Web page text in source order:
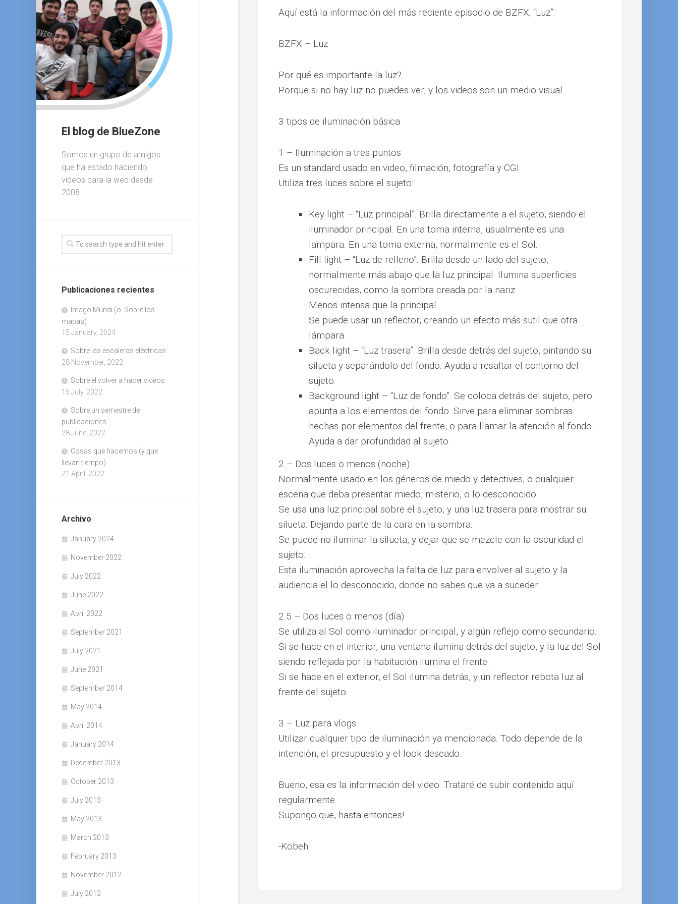
El blog de BlueZone
Somos un grupo de amigos
que ha estado haciendo
videos para la web desde
2008.
Publicaciones recientes
Imago Mundi (o: Sobre los
mapas)
15 January, 2024
Sobre las escaleras eléctricas
28 November, 2022
Sobre el volver a hacer videos
15 July, 2022
Sobre un semestre de
publicaciones
28 June, 2022
Cosas que hacemos (y que
llevan tiempo)
21 April, 2022
Archivo
January 2024
November 2022
July 2022
June 2022
April 2022
September 2021
July 2021
June 2021
September 2014
May 2014
April 2014
January 2014
December 2013
October 2013
July 2013
May 2013
March 2013
February 2013
November 2012
July 2012
Aquí está la información del más reciente episodio de BZFX; “Luz”:
BZFX – Luz
Por qué es importante la luz?
Porque si no hay luz no puedes ver, y los videos son un medio visual.
3 tipos de iluminación básica
1 – Iluminación a tres puntos
Es un standard usado en video, filmación, fotografía y CGI.
Utiliza tres luces sobre el sujeto:
Key light – “Luz principal”. Brilla directamente a el sujeto, siendo el
iluminador principal. En una toma interna, usualmente es una
lampara. En una toma externa, normalmente es el Sol.
Fill light – “Luz de relleno”. Brilla desde un lado del sujeto,
normalmente más abajo que la luz principal. Ilumina superficies
oscurecidas, como la sombra creada por la nariz.
Menos intensa que la principal.
Se puede usar un reflector, creando un efecto más sutil que otra
lámpara.
Back light – “Luz trasera”. Brilla desde detrás del sujeto, pintando su
silueta y separándolo del fondo. Ayuda a resaltar el contorno del
sujeto.
Background light – “Luz de fondo”. Se coloca detrás del sujeto, pero
apunta a los elementos del fondo. Sirve para eliminar sombras
hechas por elementos del frente, o para llamar la atención al fondo.
Ayuda a dar profundidad al sujeto.
2 – Dos luces o menos (noche)
Normalmente usado en los géneros de miedo y detectives, o cualquier
escena que deba presentar miedo, misterio, o lo desconocido.
Se usa una luz principal sobre el sujeto, y una luz trasera para mostrar su
silueta. Dejando parte de la cara en la sombra.
Se puede no iluminar la silueta, y dejar que se mezcle con la oscuridad el
sujeto.
Esta iluminación aprovecha la falta de luz para envolver al sujeto y la
audiencia el lo desconocido, donde no sabes que va a suceder.
2.5 – Dos luces o menos (día)
Se utiliza al Sol como iluminador principal, y algún reflejo como secundario.
Si se hace en el interior, una ventana ilumina detrás del sujeto, y la luz del Sol
siendo reflejada por la habitación ilumina el frente.
Si se hace en el exterior, el Sol ilumina detrás, y un reflector rebota luz al
frente del sujeto.
3 – Luz para vlogs
Utilizar cualquier tipo de iluminación ya mencionada. Todo depende de la
intención, el presupuesto y el look deseado.
Bueno, esa es la información del video. Trataré de subir contenido aquí
regularmente.
Supongo que, hasta entonces!
-Kobeh